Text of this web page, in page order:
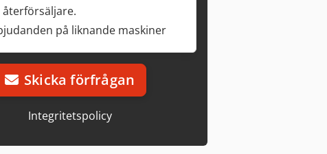
återförsäljare.
på liknande maskiner
Skicka förfrågan
Integritetspolicy